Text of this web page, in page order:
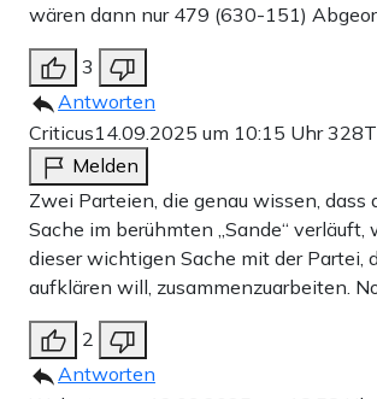
wären dann nur 479 (630-151)
3
Antworten
Criticus14.09.2025 um 10:15 Uhr328T
Melden
Zwei Parteien, die genau wissen, dass
Sache im berühmten „Sande“ verläuft,
dieser wichtigen Sache mit der Partei,
aufklären will, zusammenzuarbeiten.
2
Antworten